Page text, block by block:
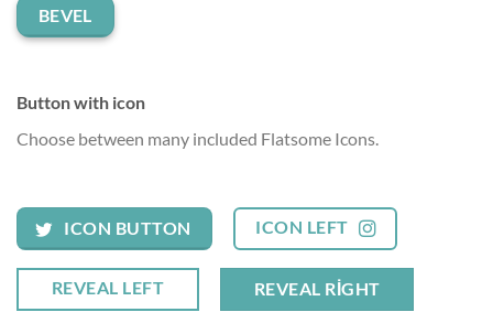
BEVEL
Button with icon
Choose between many included Flatsome Icons.
ICON BUTTON ICON LEFT
REVEAL LEFT REVEAL RIGHT